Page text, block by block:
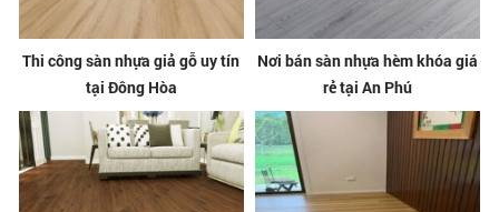
Thi công sàn nhựa giả gỗ uy tín
tại Đông Hòa
Nơi bán sàn nhựa hèm khóa giá
rẻ tại An Phú